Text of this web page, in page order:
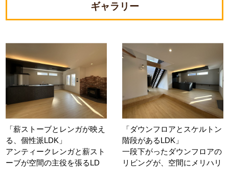
ギャラリー
「薪ストーブとレンガが映え
る、個性派LDK」
アンティークレンガと薪スト
ーブが空間の主役を張るLD
「ダウンフロアとスケルトン
階段があるLDK」
一段下がったダウンフロアの
リビングが、空間にメリハリ